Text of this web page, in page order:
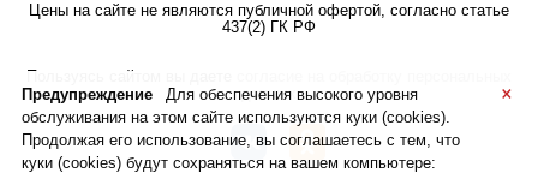
×
Предупреждение
Для обеспечения высокого уровня
обслуживания на этом сайте используются куки (cookies).
Продолжая его использование, вы соглашаетесь с тем, что
куки (cookies) будут сохраняться на вашем компьютере:
Цены на сайте не являются публичной офертой, согласно статье
437(2) ГК РФ
Пользуясь сайтом вы даете
данных